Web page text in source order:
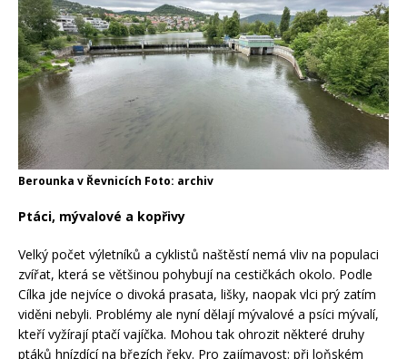
Berounka v Řevnicích Foto: archiv
Ptáci, mývalové a kopřivy
Velký počet výletníků a cyklistů naštěstí nemá vliv na populaci
zvířat, která se většinou pohybují na cestičkách okolo. Podle
Cílka jde nejvíce o divoká prasata, lišky, naopak vlci prý zatím
viděni nebyli. Problémy ale nyní dělají mývalové a psíci mývalí,
kteří vyžírají ptačí vajíčka. Mohou tak ohrozit některé druhy
ptáků hnízdící na březích řeky. Pro zajímavost: při loňském